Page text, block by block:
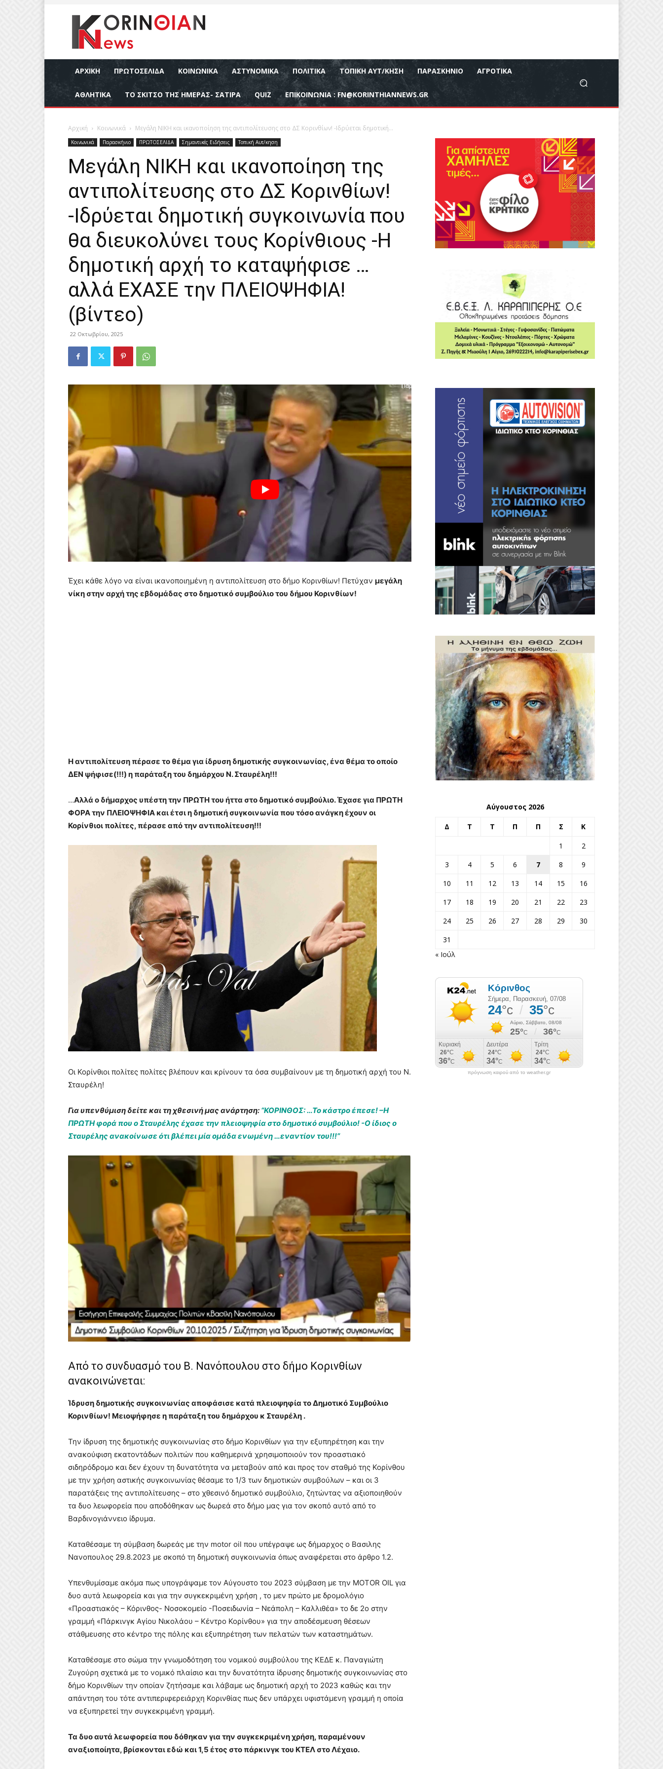
ΑΡΧΙΚΉ ΠΡΩΤΟΣΕΛΙΔΑ ΚΟΙΝΩΝΙΚΆ ΑΣΤΥΝΟΜΙΚΆ ΠΟΛΙΤΙΚΆ ΤΟΠΙΚΉ ΑΥΤ/ΚΗΣΗ ΠΑΡΑΣΚΉΝΙΟ ΑΓΡΟΤΙΚΆ
ΑΘΛΗΤΙΚΆ ΤΟ ΣΚΙΤΣΟ ΤΗΣ ΗΜΕΡΑΣ- ΣΑΤΙΡΑ QUIZ ΕΠΙΚΟΙΝΩΝΊΑ : FN@KORINTHIANNEWS.GR
Αρχική Κοινωνικά Μεγάλη ΝΙΚΗ και ικανοποίηση της αντιπολίτευσης στο ΔΣ Κορινθίων! -Ιδρύεται δημοτική...
Κοινωνικά Παρασκήνιο ΠΡΩΤΟΣΕΛΙΔΑ Σημαντικές Ειδήσεις Τοπική Αυτ/κηση
Μεγάλη ΝΙΚΗ και ικανοποίηση της
αντιπολίτευσης στο ΔΣ Κορινθίων!
-Ιδρύεται δημοτική συγκοινωνία που
θα διευκολύνει τους Κορίνθιους -Η
δημοτική αρχή το καταψήφισε …
αλλά ΕΧΑΣΕ την ΠΛΕΙΟΨΗΦΙΑ!
(βίντεο)
22 Οκτωβρίου, 2025
Έχει κάθε λόγο να είναι ικανοποιημένη η αντιπολίτευση στο δήμο Κορινθίων! Πετύχαν μεγάλη
νίκη στην αρχή της εβδομάδας στο δημοτικό συμβούλιο του δήμου Κορινθίων!
Η αντιπολίτευση πέρασε το θέμα για ίδρυση δημοτικής συγκοινωνίας, ένα θέμα το οποίο
ΔΕΝ ψήφισε(!!!) η παράταξη του δημάρχου Ν. Σταυρέλη!!!
…Αλλά ο δήμαρχος υπέστη την ΠΡΩΤΗ του ήττα στο δημοτικό συμβούλιο. Έχασε για ΠΡΩΤΗ
ΦΟΡΑ την ΠΛΕΙΟΨΗΦΙΑ και έτσι η δημοτική συγκοινωνία που τόσο ανάγκη έχουν οι
Κορίνθιοι πολίτες, πέρασε από την αντιπολίτευση!!!
Οι Κορίνθιοι πολίτες πολίτες βλέπουν και κρίνουν τα όσα συμβαίνουν με τη δημοτική αρχή του Ν.
Σταυρέλη!
Για υπενθύμιση δείτε και τη χθεσινή μας ανάρτηση: “ΚΟΡΙΝΘΟΣ: …Το κάστρο έπεσε! –Η
ΠΡΩΤΗ φορά που ο Σταυρέλης έχασε την πλειοψηφία στο δημοτικό συμβούλιο! -Ο ίδιος o
Σταυρέλης ανακοίνωσε ότι βλέπει μία ομάδα ενωμένη …εναντίον του!!!”
Από το συνδυασμό του Β. Νανόπουλου στο δήμο Κορινθίων
ανακοινώνεται:
Ίδρυση δημοτικής συγκοινωνίας αποφάσισε κατά πλειοψηφία το Δημοτικό Συμβούλιο
Κορινθίων! Μειοψήφησε η παράταξη του δημάρχου κ Σταυρέλη .
Την ίδρυση της δημοτικής συγκοινωνίας στο δήμο Κορινθίων για την εξυπηρέτηση και την
ανακούφιση εκατοντάδων πολιτών που καθημερινά χρησιμοποιούν τον προαστιακό
σιδηρόδρομο και δεν έχουν τη δυνατότητα να μεταβούν από και προς τον σταθμό της Κορίνθου
με την χρήση αστικής συγκοινωνίας θέσαμε το 1/3 των δημοτικών συμβούλων – και οι 3
παρατάξεις της αντιπολίτευσης – στο χθεσινό δημοτικό συμβούλιο, ζητώντας να αξιοποιηθούν
τα δυο λεωφορεία που αποδόθηκαν ως δωρεά στο δήμο μας για τον σκοπό αυτό από το
Βαρδινογιάννειο ίδρυμα.
Καταθέσαμε τη σύμβαση δωρεάς με την motor oil που υπέγραψε ως δήμαρχος ο Βασιλης
Νανοπουλος 29.8.2023 με σκοπό τη δημοτική συγκοινωνία όπως αναφέρεται στο άρθρο 1.2.
Υπενθυμίσαμε ακόμα πως υπογράψαμε τον Αύγουστο του 2023 σύμβαση με την MOTOR OIL για
δυο αυτά λεωφορεία και για την συγκεκριμένη χρήση , το μεν πρώτο με δρομολόγιο
«Προαστιακός – Κόρινθος- Νοσοκομείο -Ποσειδωνία – Νεάπολη – Καλλιθέα» το δε 2ο στην
γραμμή «Πάρκινγκ Αγίου Νικολάου – Κέντρο Κορίνθου» για την αποδέσμευση θέσεων
στάθμευσης στο κέντρο της πόλης και εξυπηρέτηση των πελατών των καταστημάτων.
Καταθέσαμε στο σώμα την γνωμοδότηση του νομικού συμβούλου της ΚΕΔΕ κ. Παναγιώτη
Ζυγούρη σχετικά με το νομικό πλαίσιο και την δυνατότητα ίδρυσης δημοτικής συγκοινωνίας στο
δήμο Κορινθίων την οποίαν ζητήσαμε και λάβαμε ως δημοτική αρχή το 2023 καθώς και την
απάντηση του τότε αντιπεριφερειάρχη Κορινθίας πως δεν υπάρχει υφιστάμενη γραμμή η οποία
να εξυπηρετεί την συγκεκριμένη γραμμή.
Τα δυο αυτά λεωφορεία που δόθηκαν για την συγκεκριμένη χρήση, παραμένουν
αναξιοποίητα, βρίσκονται εδώ και 1,5 έτος στο πάρκινγκ του ΚΤΕΛ στο Λέχαιο.
Αύγουστος 2026
Δ Τ Τ Π Π Σ Κ
1
2
3
4 5 6 7 8
9
10
11 12 13 14 15
16
17
18 19 20 21 22
23
24
25 26 27 28 29
30
31
« Ιούλ
πρόγνωση καιρού από το weather.gr